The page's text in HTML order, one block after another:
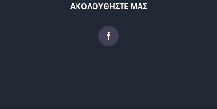
ΑΚΟΛΟΥΘΗΣΤΕ ΜΑΣ